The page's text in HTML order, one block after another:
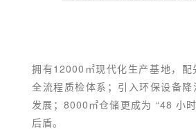
拥有12000㎡现代化生产基地，配
全流程质检体系；引入环保设备
发展；8000㎡仓储更成为 “48 小
后盾。